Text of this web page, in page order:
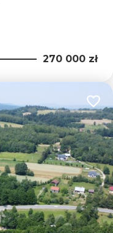
270 000 zł